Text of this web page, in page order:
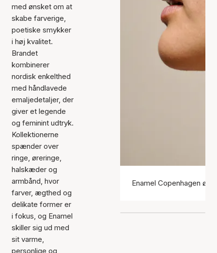
med ønsket om at
skabe farverige,
poetiske smykker
i høj kvalitet.
Brandet
kombinerer
nordisk enkelthed
med håndlavede
emaljedetaljer, der
giver et legende
og feminint udtryk.
Kollektionerne
spænder over
ringe, øreringe,
halskæder og
armbånd, hvor
farver, ægthed og
delikate former er
i fokus, og Enamel
skiller sig ud med
sit varme,
personlige og
Enamel Copenhagen